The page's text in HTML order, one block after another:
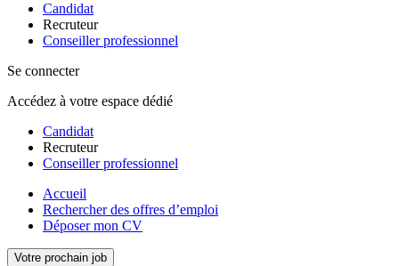
Candidat
Recruteur
Conseiller professionnel
Se connecter
Accédez à votre espace dédié
Candidat
Recruteur
Conseiller professionnel
Accueil
Rechercher des offres d’emploi
Déposer mon CV
Votre prochain job